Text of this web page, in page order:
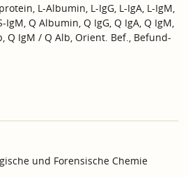
L-Albumin, L-IgG, L-IgA, L-IgM,
IgM, Q Albumin, Q IgG, Q IgA, Q IgM,
Q IgM / Q Alb, Orient. Bef., Befund-
und Forensische Chemie